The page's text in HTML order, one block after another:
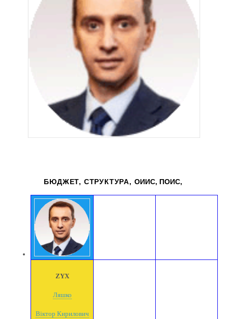
государства
Украина
БЮДЖЕТ, СТРУКТУРА, ОИИС, ПОИС,
ZYX
Ляшко
Віктор Кирилович